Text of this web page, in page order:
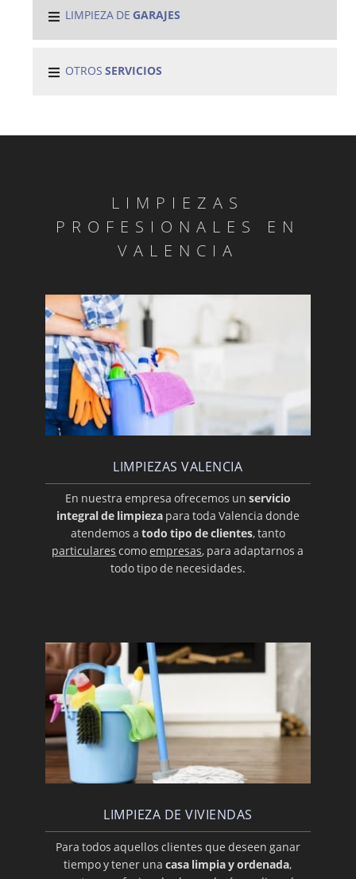
LIMPIEZA DE GARAJES
OTROSSERVICIOS
LIMPIEZAS
PROFESIONALES EN
VALENCIA
LIMPIEZAS VALENCIA
En nuestra empresa ofrecemos un servicio
integral de limpiezapara toda Valencia donde
atendemos a todo tipo de clientes, tanto
particulares comoempresas, para adaptarnos a
todo tipo de necesidades.
LIMPIEZA DE VIVIENDAS
Para todos aquellos clientes que deseen ganar
tiempo y tener unacasa limpia y ordenada,